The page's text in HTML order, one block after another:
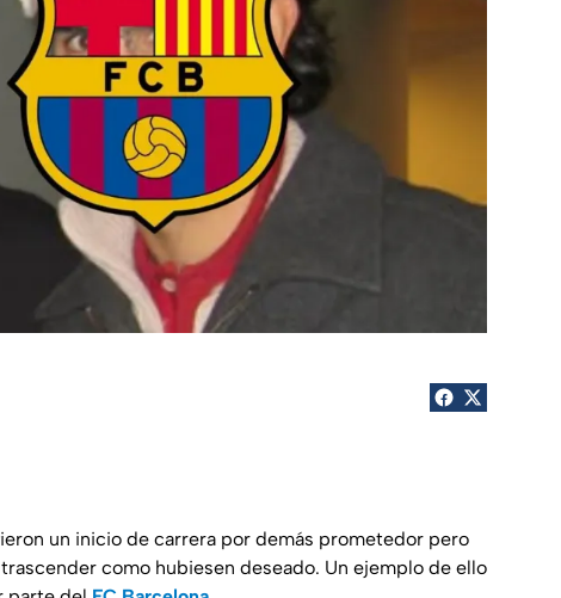
un inicio de carrera por demás prometedor pero
como hubiesen deseado. Un ejemplo de ello